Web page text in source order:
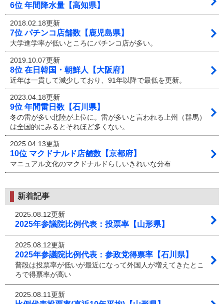
6位 年間降水量【高知県】
2018.02.18更新
7位 パチンコ店舗数【鹿児島県】
大学進学率が低いところにパチンコ店が多い。
2019.10.07更新
8位 在日韓国・朝鮮人【大阪府】
近年は一貫して減少しており、91年以降で最低を更新。
2023.04.18更新
9位 年間雷日数【石川県】
冬の雷が多い北陸が上位に。雷が多いと言われる上州（群馬）
は全国的にみるとそれほど多くない。
2025.04.13更新
10位 マクドナルド店舗数【京都府】
マニュアル文化のマクドナルドらしいきれいな分布
新着記事
2025.08.12更新
2025年参議院比例代表：投票率【山形県】
2025.08.12更新
2025年参議院比例代表：参政党得票率【石川県】
普段は投票率が低いが最近になって外国人が増えてきたとこ
ろで得票率が高い
2025.08.11更新